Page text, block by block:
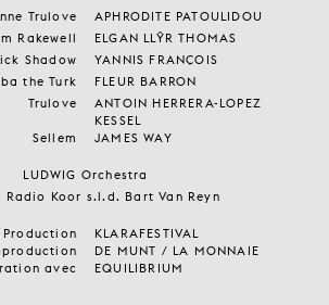
Trulove
APHRODITE PATOULIDOU
Rakewell
ELGAN LLŶR THOMAS
Shadow
YANNIS FRANÇOIS
the Turk
FLEUR BARRON
Trulove
ANTOIN HERRERA-LOPEZ
KESSEL
Sellem
JAMES WAY
LUDWIG Orchestra
Radio Koor s.l.d. Bart Van Reyn
Production
KLARAFESTIVAL
DE MUNT / LA MONNAIE
avec
EQUILIBRIUM